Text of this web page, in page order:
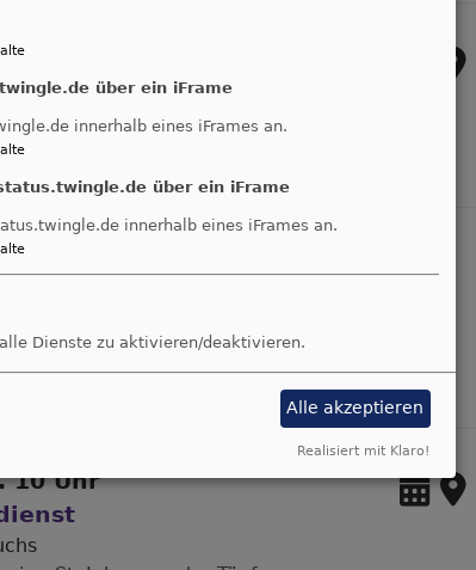
Uhr
St. Georg Möttingen
10 Uhr
10 Uhr
über ein iFrame
innerhalb eines iFrames an.
über ein iFrame
innerhalb eines iFrames an.
Dienste zu aktivieren/deaktivieren.
Alle akzeptieren
Realisiert mit Klaro!